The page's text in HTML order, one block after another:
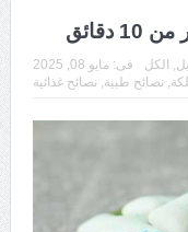
فى:مايو 08, 2025 , الكل
, نصائح طبية, نصائح غذائية